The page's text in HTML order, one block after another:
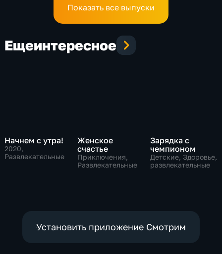
Показать все выпуски
Ещеинтересное
Начнем с утра!
2020,
Развлекательные
Женское
счастье
Приключения,
Развлекательные
Зарядка с
чемпионом
Детские, Здоровье,
развлекательные
Установить приложение Смотрим